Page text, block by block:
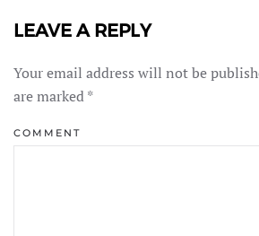
LEAVE A REPLY
Your email address will not be
are marked*
COMMENT